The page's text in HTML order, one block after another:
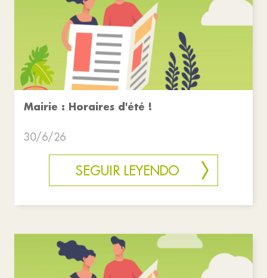
Mairie : Horaires d'été !
30/6/26
SEGUIR LEYENDO